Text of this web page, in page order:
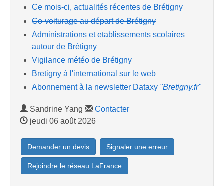
Ce mois-ci, actualités récentes de Brétigny
Co-voiturage au départ de Brétigny
Administrations et etablissements scolaires
autour de Brétigny
Vigilance météo de Brétigny
Bretigny à l'international sur le web
Abonnement à la newsletter Dataxy "Bretigny.fr"
Sandrine Yang
Contacter
jeudi 06 août 2026
Demander un devis Signaler une erreur
Rejoindre le réseau LaFrance